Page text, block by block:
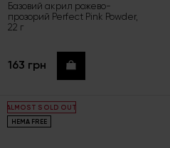
Базовий акрил рожево-
прозорий Perfect Pink Powder,
22 г
163 грн Купити
ALMOST SOLD OUT
HEMA FREE